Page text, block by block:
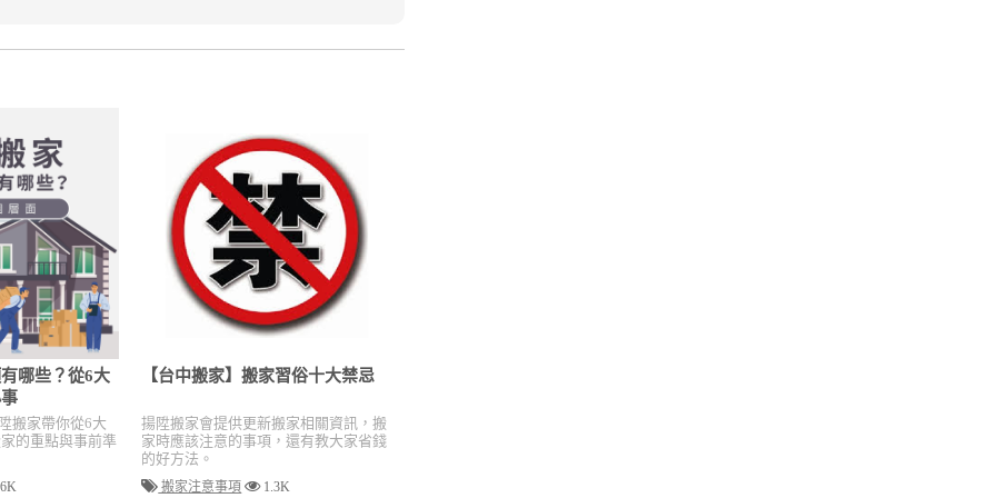
哪些？從6大
搬家帶你從6大
的重點與事前準
【台中搬家】搬家習俗十大禁忌
揚陞搬家會提供更新搬家相關資訊，搬
家時應該注意的事項，還有教大家省錢
的好方法。
搬家注意事項 1.3K